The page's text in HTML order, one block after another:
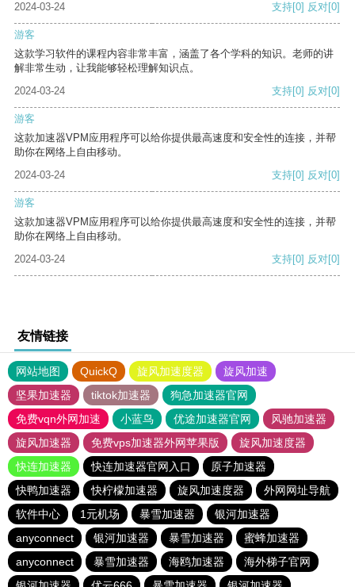
2024-03-24 支持[0] 反对[0]
游客
这款学习软件的课程内容非常丰富，涵盖了各个学科的知识。老师的讲
解非常生动，让我能够轻松理解知识点。
2024-03-24
支持[0] 反对[0]
游客
这款加速器VPM应用程序可以给你提供最高速度和安全性的连接，并帮
助你在网络上自由移动。
2024-03-24
支持[0] 反对[0]
游客
这款加速器VPM应用程序可以给你提供最高速度和安全性的连接，并帮
助你在网络上自由移动。
2024-03-24
支持[0] 反对[0]
友情链接
网站地图 QuickQ 旋风加速度器
旋风加速
坚果加速器
tiktok加速器
狗急加速器官网
免费vqn外网加速
小蓝鸟 优途加速器官网
风驰加速器
旋风加速器
免费vps加速器外网苹果版
旋风加速度器
快连加速器
快连加速器官网入口
原子加速器
快鸭加速器
快柠檬加速器 旋风加速度器
外网网址导航
软件中心
1元机场 暴雪加速器
银河加速器
anyconnect
银河加速器 暴雪加速器
蜜蜂加速器
anyconnect
暴雪加速器 海鸥加速器
海外梯子官网